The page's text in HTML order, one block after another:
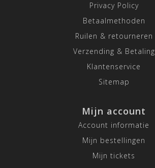
Privacy Policy
Betaalmethoden
Ruilen & retourneren
Verzending & Betaling
Klantenservice
Sitemap
Mijn account
Account informatie
Mijn bestellingen
Mijn tickets